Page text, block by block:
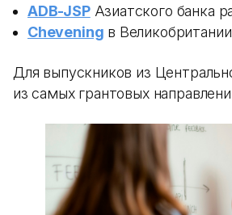
ADB-JSPАзиатского банка
Chevening в
Для выпускников из
из самых грантовых